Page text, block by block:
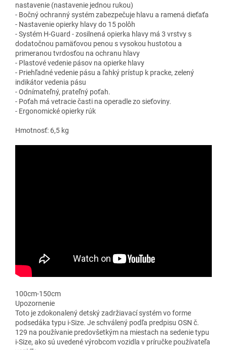
nastavenie (nastavenie jednou rukou)
- Bočný ochranný systém zabezpečuje hlavu a ramená dieťaťa
- Nastavenie opierky hlavy do 15 polôh
- Systém H-Guard - zosilnená opierka hlavy má 3 vrstvy s
dodatočnou pamäťovou penou s vysokou hustotou a
primeranou tvrdosťou na ochranu hlavy
- Plastové vedenie pásov na opierke hlavy
- Priehľadné vedenie pásu a ľahký prístup k pracke, zelený
indikátor vedenia pásu
- Odnímateľný, prateľný poťah.
- Poťah má vetracie časti na operadle zo sieťoviny.
- Ergonomické opierky rúk
Hmotnosť: 6,5 kg
100cm-150cm
Upozornenie
Toto je zdokonalený detský zadržiavací systém vo forme
podsedáka typu i-Size. Je schválený podľa predpisu OSN č.
129 na používanie predovšetkým na miestach na sedenie typu
i-Size, ako sú uvedené výrobcom vozidla v príručke používateľa